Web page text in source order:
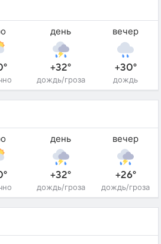
день
+32°
дождь/гроза
вечер
+30°
дождь
день
+32°
дождь/гроза
вечер
+26°
дождь/гроза